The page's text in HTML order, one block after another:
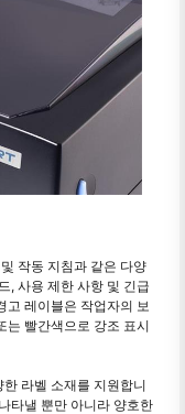
작동 지침과 같은 다양
, 사용 제한 사항 및 긴급
고 레이블은 작업자의 보
는 빨간색으로 강조 표시
라벨 소재를 지원합니
타낼 뿐만 아니라 양호한